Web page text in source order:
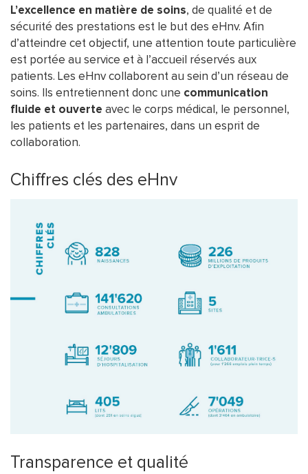
L’excellence en matière de soins, de qualité et de
sécurité des prestations est le but des eHnv. Afin
d’atteindre cet objectif, une attention toute particulière
est portée au service et à l’accueil réservés aux
patients. Les eHnv collaborent au sein d’un réseau de
soins. Ils entretiennent donc une communication
fluide et ouverte avec le corps médical, le personnel,
les patients et les partenaires, dans un esprit de
collaboration.
Chiffres clés des eHnv
Transparence et qualité